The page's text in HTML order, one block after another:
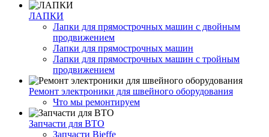
ЛАПКИ
Лапки для прямострочных машин с двойным
продвижением
Лапки для прямострочных машин
Лапки для прямострочных машин с тройным
продвижением
Ремонт электроники для швейного оборудования
Что мы ремонтируем
Запчасти для ВТО
Запчасти Bieffe